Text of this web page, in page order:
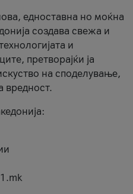
едноставна но моќна
создава свежа и
и
претворајќи ја
на споделување,
вредност.